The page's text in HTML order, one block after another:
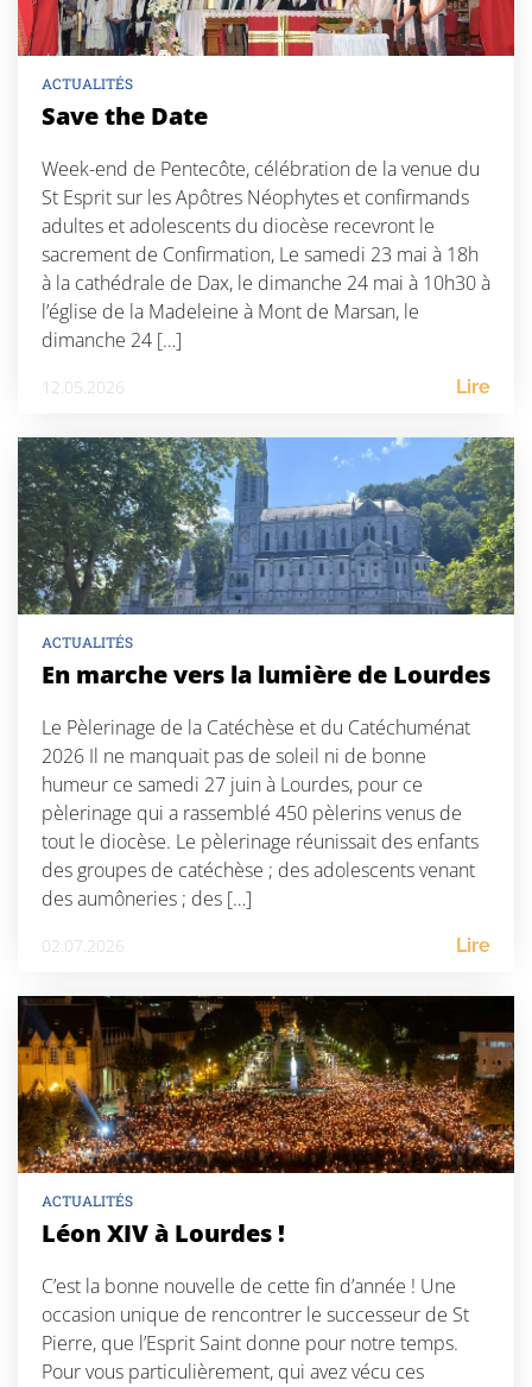
ACTUALITÉS
Save the Date
Week-end de Pentecôte, célébration de la venue du
St Esprit sur les Apôtres Néophytes et confirmands
adultes et adolescents du diocèse recevront le
sacrement de Confirmation, Le samedi 23 mai à 18h
à la cathédrale de Dax, le dimanche 24 mai à 10h30 à
l’église de la Madeleine à Mont de Marsan, le
dimanche 24 […]
12.05.2026 Lire
ACTUALITÉS
En marche vers la lumière de Lourdes
Le Pèlerinage de la Catéchèse et du Catéchuménat
2026 Il ne manquait pas de soleil ni de bonne
humeur ce samedi 27 juin à Lourdes, pour ce
pèlerinage qui a rassemblé 450 pèlerins venus de
tout le diocèse. Le pèlerinage réunissait des enfants
des groupes de catéchèse ; des adolescents venant
des aumôneries ; des […]
02.07.2026 Lire
ACTUALITÉS
Léon XIV à Lourdes !
C’est la bonne nouvelle de cette fin d’année ! Une
occasion unique de rencontrer le successeur de St
Pierre, que l’Esprit Saint donne pour notre temps.
Pour vous particulièrement, qui avez vécu ces